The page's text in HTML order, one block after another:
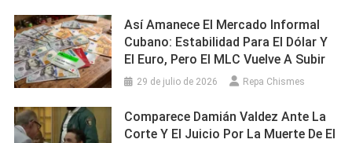
Así Amanece El Mercado Informal
Cubano: Estabilidad Para El Dólar Y
El Euro, Pero El MLC Vuelve A Subir
29 de julio de 2026 Repa Chismes
Comparece Damián Valdez Ante La
Corte Y El Juicio Por La Muerte De El